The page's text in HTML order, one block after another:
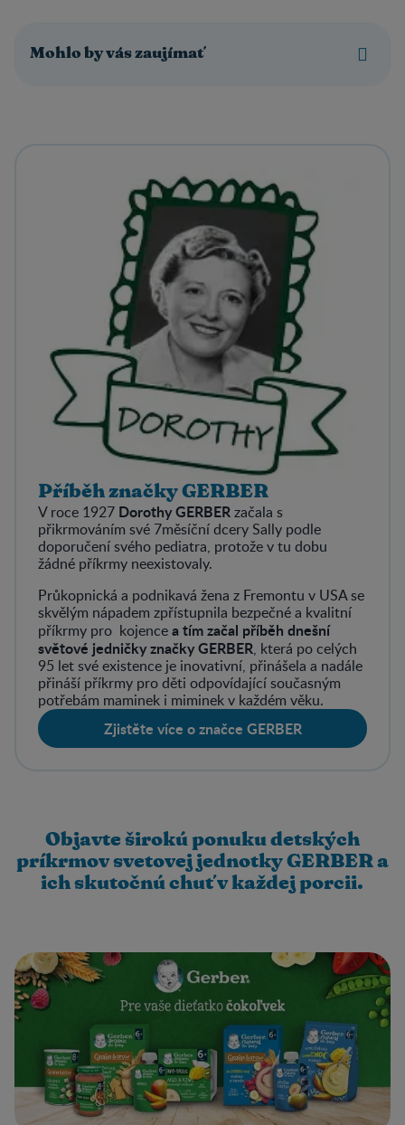
Mohlo by vás zaujímať
Příběh značky GERBER
V roce 1927 Dorothy GERBERzačala s
přikrmováním své 7měsíční dcery Sally podle
doporučení svého pediatra, protože v tu dobu
žádné příkrmy neexistovaly.
Průkopnická a podnikavá žena z Fremontu v USA se
skvělým nápadem zpřístupnila bezpečné a kvalitní
příkrmy pro kojencea tím začal příběh dnešní
světové jedničky značky GERBER, která po celých
95 let své existence je inovativní, přinášela a nadále
přináší příkrmy pro děti odpovídající současným
potřebám maminek i miminek v každém věku.
Zjistěte více o značce GERBER
Objavte širokú ponuku detských
príkrmov svetovej jednotky GERBER a
ich skutočnú chuť v každej porcii.